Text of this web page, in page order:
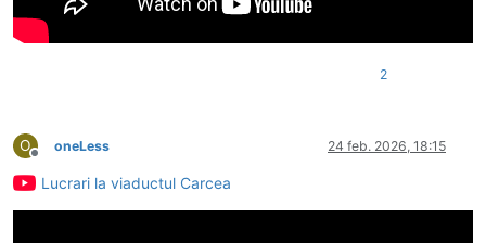
2
O
Deconectat
oneLess 24 feb. 2026, 18:15
Lucrari la viaductul Carcea